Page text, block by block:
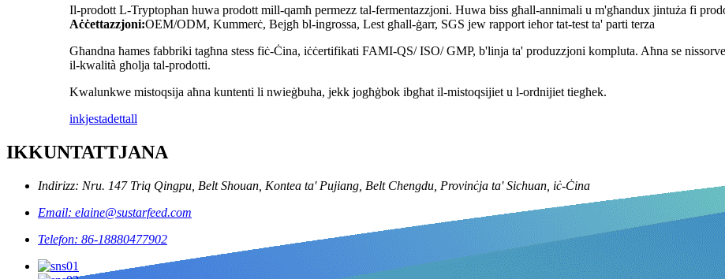
Il-prodott L-Tryptophan huwa prodott mill-qamħ permezz tal-fermentazzjoni. Huwa biss għall-annimali u m'għandux jintuża fi
Aċċettazzjoni:OEM/ODM, Kummerċ, Bejgħ bl-ingrossa, Lest għall-ġarr, SGS jew rapport ieħor tat-test ta' parti terza
Għandna ħames fabbriki tagħna stess fiċ-Ċina, iċċertifikati FAMI-QS/ ISO/ GMP, b'linja ta' produzzjoni kompluta. Aħna se
il-kwalità għolja tal-prodotti.
Kwalunkwe mistoqsija aħna kuntenti li nwieġbuha, jekk jogħġbok ibgħat il-mistoqsijiet u l-ordnijiet tiegħek.
inkjestadettall
IKKUNTATTJANA
Indirizz: Nru. 147 Triq Qingpu, Belt Shouan, Kontea ta' Pujiang, Belt Chengdu, Provinċja ta' Sichuan, iċ-Ċina
Email: elaine@sustarfeed.com
Telefon: 86-18880477902